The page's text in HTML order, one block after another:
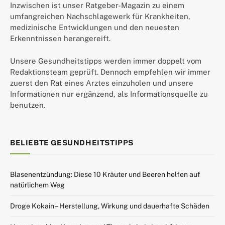
Inzwischen ist unser Ratgeber-Magazin zu einem
umfangreichen Nachschlagewerk für Krankheiten,
medizinische Entwicklungen und den neuesten
Erkenntnissen herangereift.
Unsere Gesundheitstipps werden immer doppelt vom
Redaktionsteam geprüft. Dennoch empfehlen wir immer
zuerst den Rat eines Arztes einzuholen und unsere
Informationen nur ergänzend, als Informationsquelle zu
benutzen.
BELIEBTE GESUNDHEITSTIPPS
Blasenentzündung: Diese 10 Kräuter und Beeren helfen auf
natürlichem Weg
Droge Kokain – Herstellung, Wirkung und dauerhafte Schäden